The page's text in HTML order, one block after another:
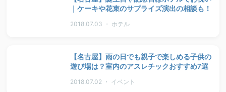
｜ケーキや花束のサプライズ演出の相談も！
2018.07.03 ・ ホテル
【名古屋】雨の日でも親子で楽しめる子供の
遊び場は？室内のアスレチックおすすめ7選
2018.07.02 ・ イベント